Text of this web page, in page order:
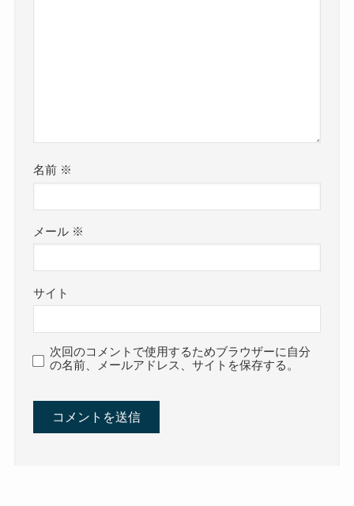
名前 ※
メール ※
サイト
次回のコメントで使用するためブラウザーに自分
の名前、メールアドレス、サイトを保存する。